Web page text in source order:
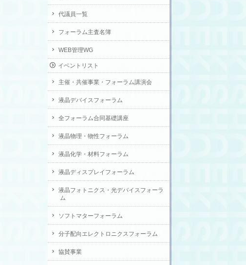
代議員一覧
フォーラム主査名簿
WEB管理WG
イベントリスト
主催・共催事業・フォーラム講演会
液晶デバイスフォーラム
全フォーラム合同基礎講座
液晶物理・物性フォーラム
液晶化学・材料フォーラム
液晶ディスプレイフォーラム
液晶フォトニクス・光デバイスフォーラ
ム
ソフトマターフォーラム
分子配向エレクトロニクスフォーラム
協賛事業